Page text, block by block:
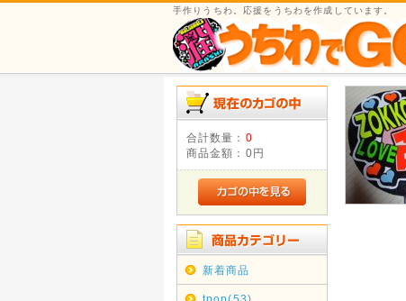
手作りうちわ。応援をうちわを作成しています。
合計数量： 0
商品金額： 0円
新着商品